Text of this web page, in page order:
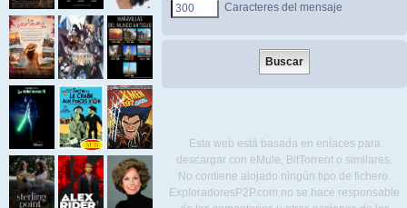
Caracteres del mensaje
Esta web está basada en enlaces para
descargar con eMule, BitTorrent o similares.
No contiene alojado ningún tipo de fichero.
ExploradoresP2P.com no se hace responsable